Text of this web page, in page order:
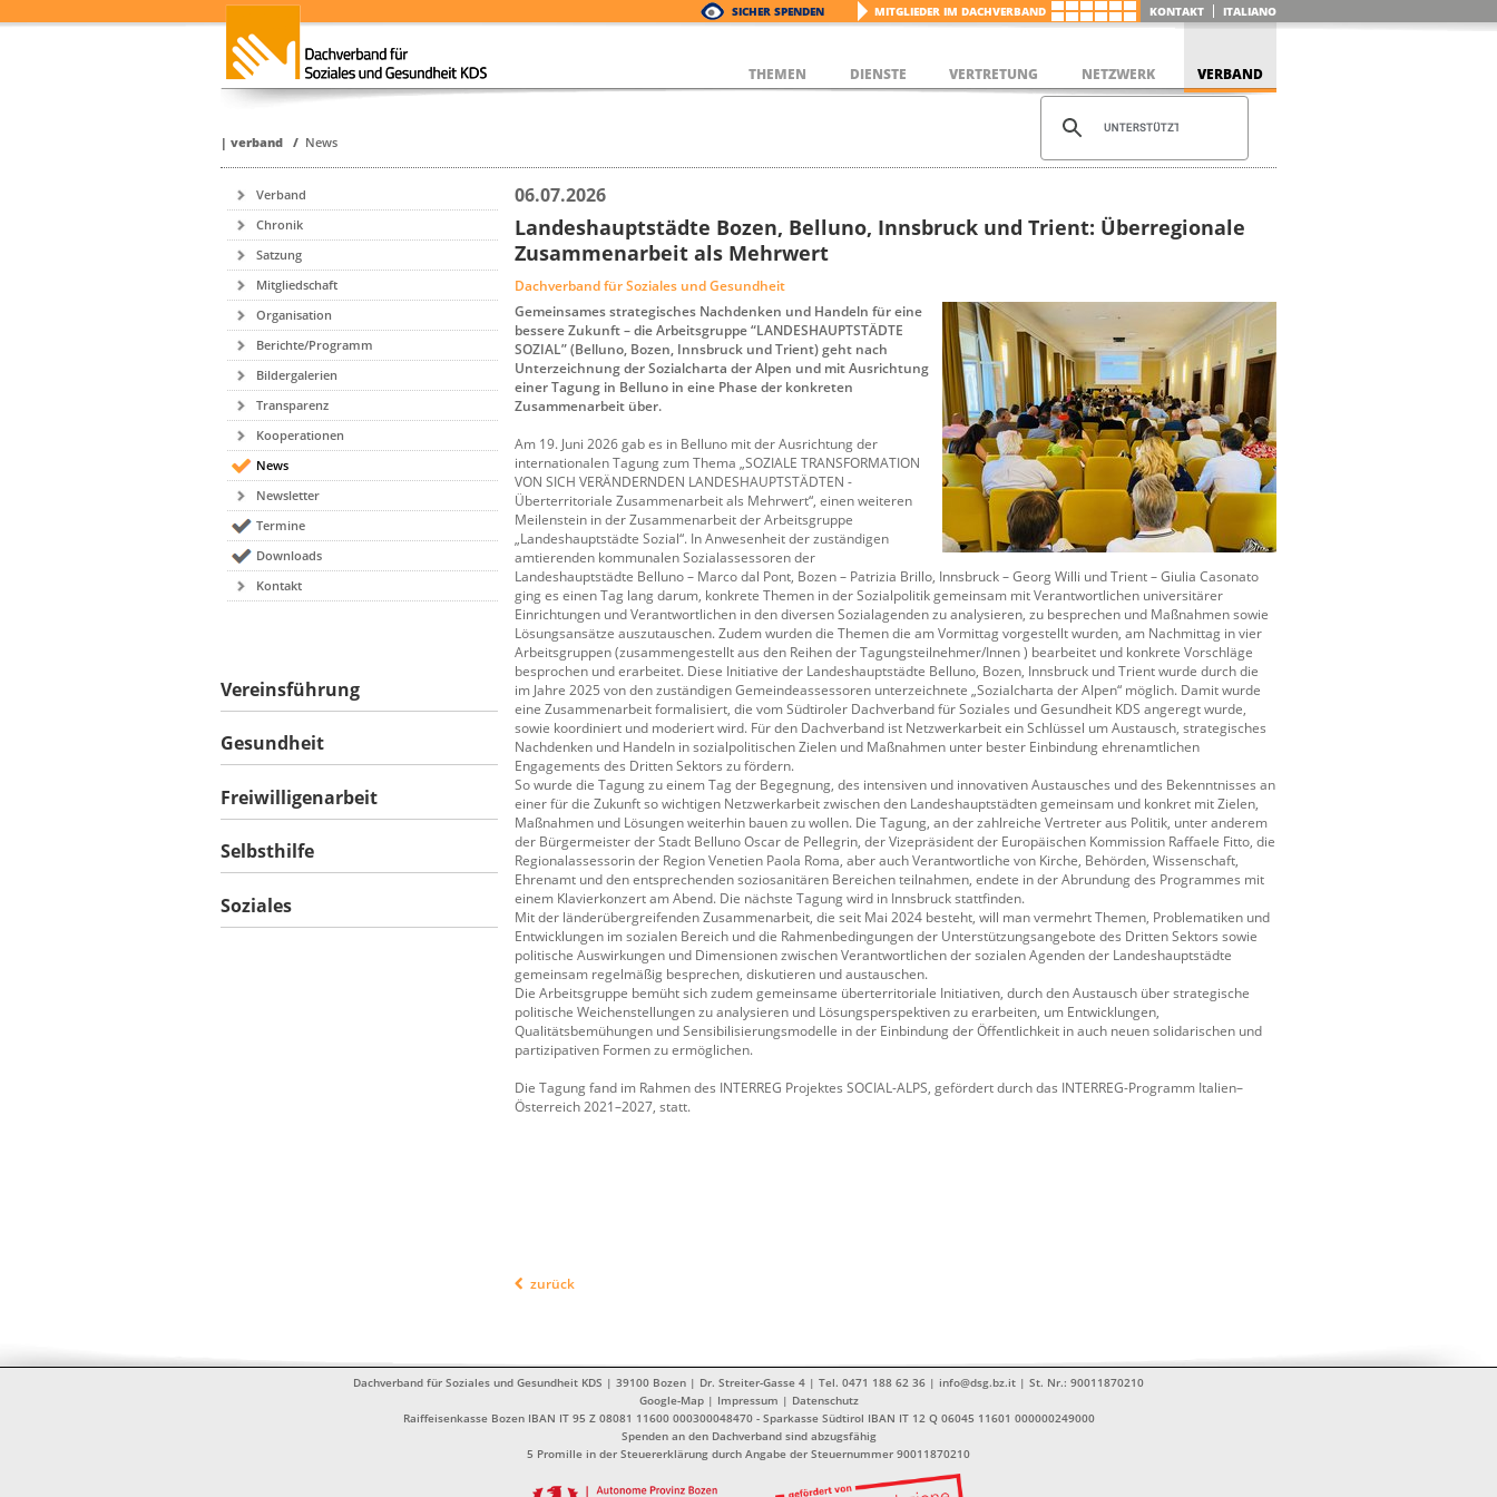
SICHER SPENDEN MITGLIEDER IM DACHVERBAND KONTAKT ITALIANO
THEMEN DIENSTE VERTRETUNG NETZWERK VERBAND
| verband / News
Verband
Chronik
Satzung
Mitgliedschaft
Organisation
Berichte/Programm
Bildergalerien
Transparenz
Kooperationen
News
Newsletter
Termine
Downloads
Kontakt
Vereinsführung
Gesundheit
Freiwilligenarbeit
Selbsthilfe
Soziales
06.07.2026
Landeshauptstädte Bozen, Belluno, Innsbruck und Trient: Überregionale
Zusammenarbeit als Mehrwert
Dachverband für Soziales und Gesundheit
Gemeinsames strategisches Nachdenken und Handeln für eine
bessere Zukunft – die Arbeitsgruppe “LANDESHAUPTSTÄDTE
SOZIAL” (Belluno, Bozen, Innsbruck und Trient) geht nach
Unterzeichnung der Sozialcharta der Alpen und mit Ausrichtung
einer Tagung in Belluno in eine Phase der konkreten
Zusammenarbeit über.
Am 19. Juni 2026 gab es in Belluno mit der Ausrichtung der
internationalen Tagung zum Thema „SOZIALE TRANSFORMATION
VON SICH VERÄNDERNDEN LANDESHAUPTSTÄDTEN -
Überterritoriale Zusammenarbeit als Mehrwert“, einen weiteren
Meilenstein in der Zusammenarbeit der Arbeitsgruppe
„Landeshauptstädte Sozial“. In Anwesenheit der zuständigen
amtierenden kommunalen Sozialassessoren der
Landeshauptstädte Belluno – Marco dal Pont, Bozen – Patrizia Brillo, Innsbruck – Georg Willi und Trient – Giulia Casonato
ging es einen Tag lang darum, konkrete Themen in der Sozialpolitik gemeinsam mit Verantwortlichen universitärer
Einrichtungen und Verantwortlichen in den diversen Sozialagenden zu analysieren, zu besprechen und Maßnahmen sowie
Lösungsansätze auszutauschen. Zudem wurden die Themen die am Vormittag vorgestellt wurden, am Nachmittag in vier
Arbeitsgruppen (zusammengestellt aus den Reihen der Tagungsteilnehmer/Innen ) bearbeitet und konkrete Vorschläge
besprochen und erarbeitet. Diese Initiative der Landeshauptstädte Belluno, Bozen, Innsbruck und Trient wurde durch die
im Jahre 2025 von den zuständigen Gemeindeassessoren unterzeichnete „Sozialcharta der Alpen“ möglich. Damit wurde
eine Zusammenarbeit formalisiert, die vom Südtiroler Dachverband für Soziales und Gesundheit KDS angeregt wurde,
sowie koordiniert und moderiert wird. Für den Dachverband ist Netzwerkarbeit ein Schlüssel um Austausch, strategisches
Nachdenken und Handeln in sozialpolitischen Zielen und Maßnahmen unter bester Einbindung ehrenamtlichen
Engagements des Dritten Sektors zu fördern.
So wurde die Tagung zu einem Tag der Begegnung, des intensiven und innovativen Austausches und des Bekenntnisses an
einer für die Zukunft so wichtigen Netzwerkarbeit zwischen den Landeshauptstädten gemeinsam und konkret mit Zielen,
Maßnahmen und Lösungen weiterhin bauen zu wollen. Die Tagung, an der zahlreiche Vertreter aus Politik, unter anderem
der Bürgermeister der Stadt Belluno Oscar de Pellegrin, der Vizepräsident der Europäischen Kommission Raffaele Fitto, die
Regionalassessorin der Region Venetien Paola Roma, aber auch Verantwortliche von Kirche, Behörden, Wissenschaft,
Ehrenamt und den entsprechenden soziosanitären Bereichen teilnahmen, endete in der Abrundung des Programmes mit
einem Klavierkonzert am Abend. Die nächste Tagung wird in Innsbruck stattfinden.
Mit der länderübergreifenden Zusammenarbeit, die seit Mai 2024 besteht, will man vermehrt Themen, Problematiken und
Entwicklungen im sozialen Bereich und die Rahmenbedingungen der Unterstützungsangebote des Dritten Sektors sowie
politische Auswirkungen und Dimensionen zwischen Verantwortlichen der sozialen Agenden der Landeshauptstädte
gemeinsam regelmäßig besprechen, diskutieren und austauschen.
Die Arbeitsgruppe bemüht sich zudem gemeinsame überterritoriale Initiativen, durch den Austausch über strategische
politische Weichenstellungen zu analysieren und Lösungsperspektiven zu erarbeiten, um Entwicklungen,
Qualitätsbemühungen und Sensibilisierungsmodelle in der Einbindung der Öffentlichkeit in auch neuen solidarischen und
partizipativen Formen zu ermöglichen.
Die Tagung fand im Rahmen des INTERREG Projektes SOCIAL-ALPS, gefördert durch das INTERREG-Programm Italien–
Österreich 2021–2027, statt.
zurück
Dachverband für Soziales und Gesundheit KDS | 39100 Bozen | Dr. Streiter-Gasse 4 | Tel. 0471 188 62 36 | info@dsg.bz.it | St. Nr.: 90011870210
Google-Map | Impressum | Datenschutz
Raiffeisenkasse Bozen IBAN IT 95 Z 08081 11600 000300048470 - Sparkasse Südtirol IBAN IT 12 Q 06045 11601 000000249000
Spenden an den Dachverband sind abzugsfähig
5 Promille in der Steuererklärung durch Angabe der Steuernummer 90011870210